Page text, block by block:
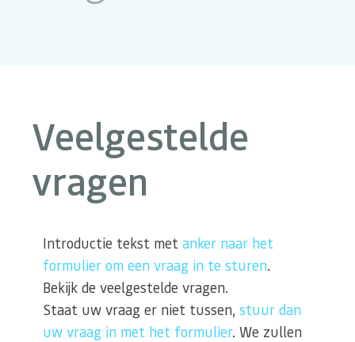
Veelgestelde
vragen
Introductie tekst met anker naar het
formulier om een vraag in te sturen.
Bekijk de veelgestelde vragen.
Staat uw vraag er niet tussen, stuur dan
uw vraag in met het formulier. We zullen